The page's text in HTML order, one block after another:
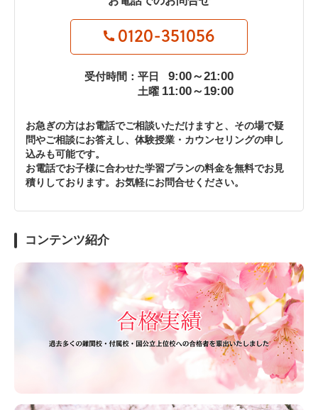
0120-351056
受付時間：平日 9:00～21:00
土曜 11:00～19:00
お急ぎの方はお電話でご相談いただけますと、その場で疑
問やご相談にお答えし、体験授業・カウンセリングの申し
込みも可能です。
お電話でお子様に合わせた学習プランの料金を無料でお見
積りしております。お気軽にお問合せください。
コンテンツ紹介